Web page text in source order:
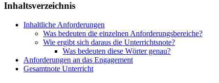
Inhaltsverzeichnis
Inhaltliche Anforderungen
Was bedeuten die einzelnen Anforderungsbereiche?
Wie ergibt sich daraus die Unterrichtsnote?
Was bedeuten diese Wörter genau?
Anforderungen an das Engagement
Gesamtnote Unterricht